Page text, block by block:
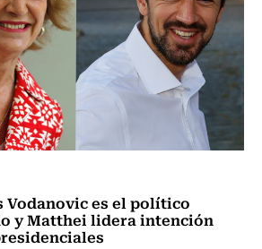
Vodanovic es el político
y Matthei lidera intención